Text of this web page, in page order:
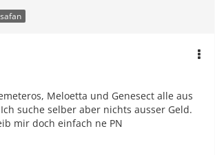
Meloetta und Genesect alle aus
suche selber aber nichts ausser Geld.
mir doch einfach ne PN